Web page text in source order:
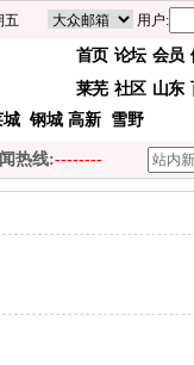
期五 用户:
首页 论坛 会员
莱芜 社区 山东
城 钢城 高新 雪野
热线:--------